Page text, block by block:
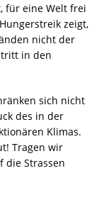
für eine Welt frei
zeigt,
nicht der
in den
sich nicht
des in der
Klimas.
Tragen wir
die Strassen